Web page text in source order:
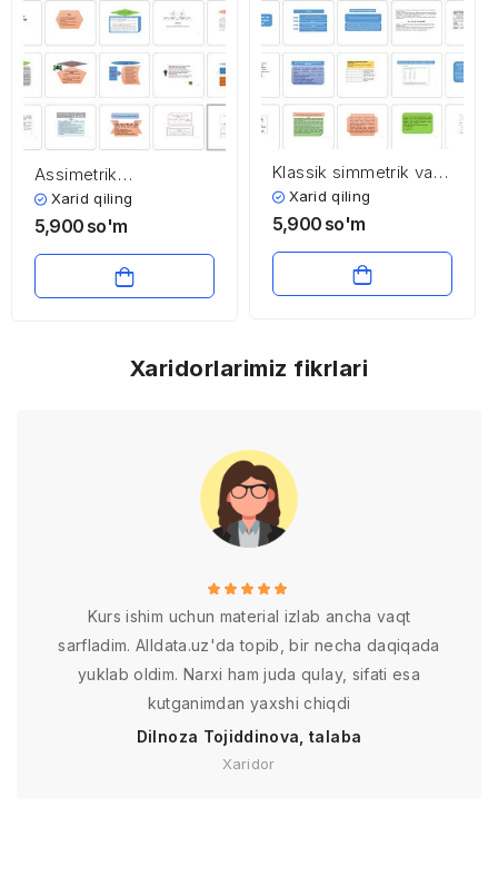
Assimetrik
kriptotizmlar
Xarid qiling
5,900 so'm
Klassik simmetrik va
zamonaviy simmetrik
kriptotizmlar
Xarid qiling
5,900 so'm
Xaridorlarimiz fikrlari
Kurs ishim uchun material izlab ancha vaqt
sarfladim. Alldata.uz'da topib, bir necha daqiqada
yuklab oldim. Narxi ham juda qulay, sifati esa
kutganimdan yaxshi chiqdi
Dilnoza Tojiddinova, talaba
Xaridor